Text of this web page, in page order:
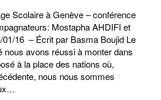
Scolaire à Genève – conférence
Mostapha AHDIFI et
01/16 – Écrit par Basma Boujid Le
nous avons réussi à monter dans
à la place des nations où,
nous nous sommes